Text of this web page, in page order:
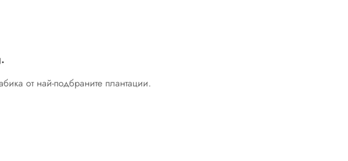
от най-подбраните плантации.